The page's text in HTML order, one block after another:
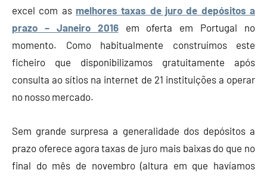
excel com as melhores taxas de juro de depósitos a
prazo – Janeiro 2016em oferta em Portugal no
momento. Como habitualmente construímos este
ficheiro que disponibilizamos gratuitamente após
consulta ao sítios na internet de 21 instituições a operar
no nosso mercado.
Sem grande surpresa a generalidade dos depósitos a
prazo oferece agora taxas de juro mais baixas do que no
final do mês de novembro (altura em que havíamos